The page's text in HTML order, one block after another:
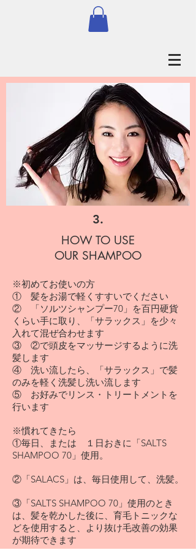
3.
HOW TO USE
OUR SHAMPOO
※初めてお使いの方
① 髪をお湯で軽くすすいでください
② 「ソルツシャンプー70」を百円硬貨
くらい手に取り、「サラックス」を少々
入れて混ぜ合わせます
③ ②で頭皮をマッサージするように洗
髪します
④ 洗い流したら、「サラックス」で髪
のみを軽く洗髪し洗い流します
⑤ お好みでリンス・トリートメントを
行います
​※慣れてきたら
①毎日、または １日おきに「SALTS
SHAMPOO 70」使用。
②「SALACS」は、毎日使用して、洗髪。
③「SALTS SHAMPOO 70」使用のとき
は、髪を乾かした後に、育毛トニックな
どを使用すると、より抜け毛改善の効果
が期待できます